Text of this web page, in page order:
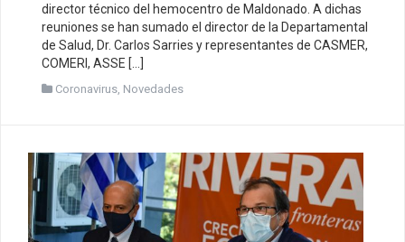
director técnico del hemocentro de Maldonado. A dichas
reuniones se han sumado el director de la Departamental
de Salud, Dr. Carlos Sarries y representantes de CASMER,
COMERI, ASSE […]
Coronavirus Novedades